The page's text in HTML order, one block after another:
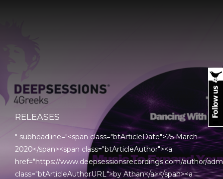
RELEASES
" subheadline="<span class="btArticleDate">25 March
2020</span><span class="btArticleAuthor"><a
href="https://www.deepsessionsrecordings.com/author/
class="btArticleAuthorURL">by Athan</a></span><a